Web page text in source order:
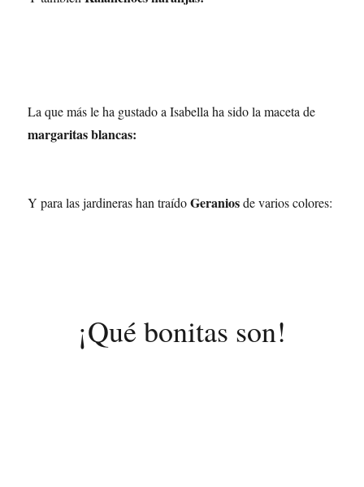
La que más le ha gustado a Isabella ha sido la maceta de
margaritas blancas:
Y para las jardineras han traídoGeraniosde varios colores:
¡Qué bonitas son!